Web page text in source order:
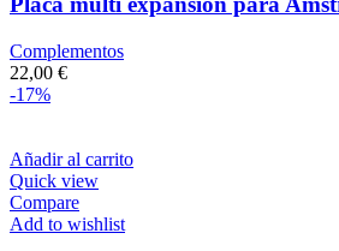
Complementos
22,00 €
-17%
Añadir al carrito
Quick view
Compare
Add to wishlist